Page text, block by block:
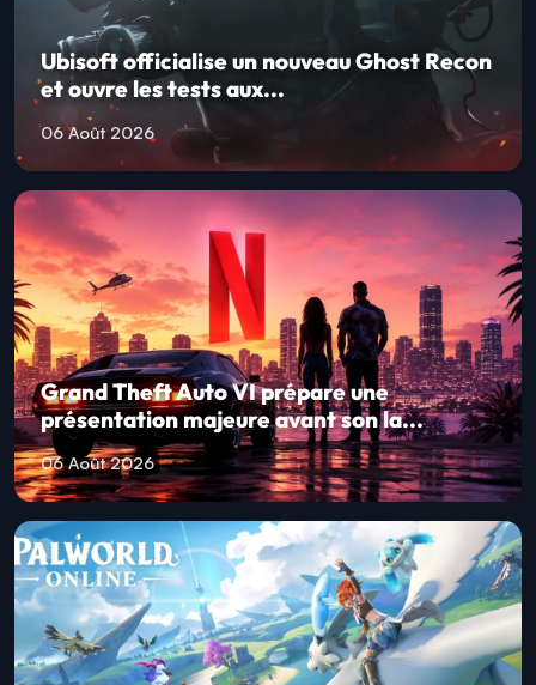
Ubisoft officialise un nouveau Ghost Recon
et ouvre les tests aux...
06 Août 2026
Grand Theft Auto VI prépare une
présentation majeure avant son la...
06 Août 2026